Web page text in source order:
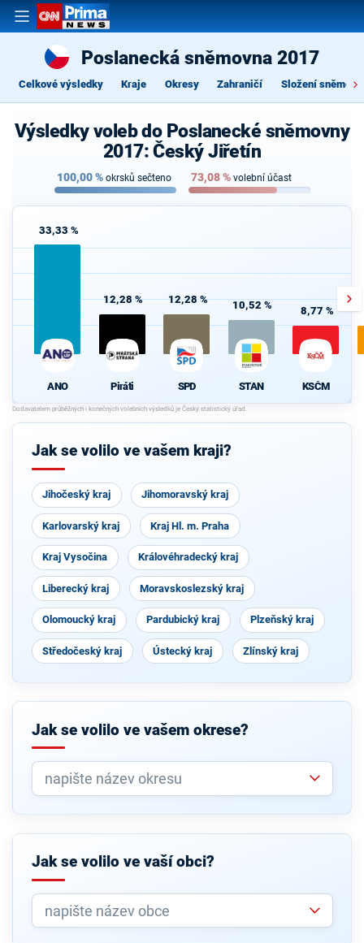
Poslanecká sněmovna 2017
Celkové výsledky Kraje Okresy Zahraničí Složení
Výsledky voleb do Poslanecké sněmovny
2017: Český Jiřetín
100,00% okrsků sečteno 73,08% volební účast
33,33 %
ANO
12,28 %
Piráti
12,28 %
SPD
10,52 %
STAN
8,77 %
KSČM
Jak se volilo ve vašem kraji?
Jihočeský kraj Jihomoravský kraj
Karlovarský kraj Kraj Hl. m. Praha
Kraj Vysočina Královéhradecký kraj
Liberecký kraj Moravskoslezský kraj
Olomoucký kraj Pardubický kraj Plzeňský kraj
Středočeský kraj Ústecký kraj Zlínský kraj
Jak se volilo ve vašem okrese?
Jak se volilo ve vaší obci?